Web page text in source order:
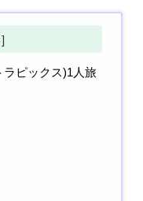
ピックス)1人旅